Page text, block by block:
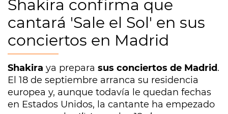
Shakira confirma que
cantará 'Sale el Sol' en sus
conciertos en Madrid
Shakira ya prepara sus conciertos de Madrid.
El 18 de septiembre arranca su residencia
europea y, aunque todavía le quedan fechas
en Estados Unidos, la cantante ha empezado